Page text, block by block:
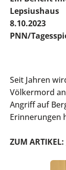
Lepsiushaus
8.10.2023
PNN/
Seit Jahren
Völkermord
Angriff auf
Erinnerungen
ZUM ARTIKEL: